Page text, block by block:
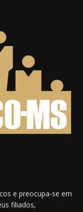
e preocupa-se em
filiados,